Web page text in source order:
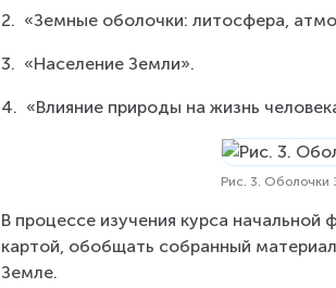
2.  «Земные оболочки: литосфера,
3.  «Население Земли».
4.  «Влияние природы на жизнь
Рис. 3. Оболочки
В процессе изучения курса начальной
картой, обобщать собранный
Земле.